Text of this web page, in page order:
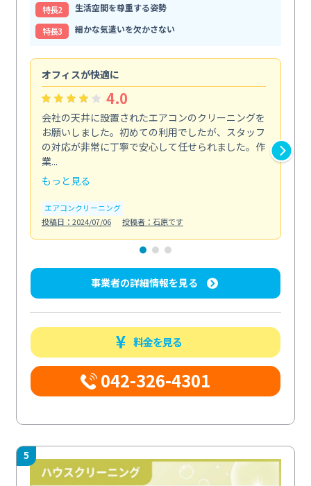
特⻑2
生活空間を尊重する姿勢
特⻑3
細かな気遣いを欠かさない
オフィスが快適に
4.0
会社の天井に設置されたエアコンのクリーニングを
お願いしました。初めての利用でしたが、スタッフ
の対応が非常に丁寧で安心して任せられました。作
業...
もっと見る
エアコンクリーニング
投稿日：2024/07/06
投稿者：石原です
事業者の詳細情報を見る
料金を見る
042-326-4301
5